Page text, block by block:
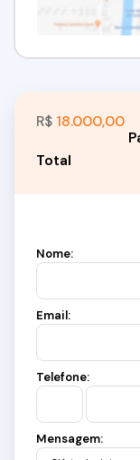
R$ 18.000,00
Nome:
Email:
Telefone:
Mensagem: